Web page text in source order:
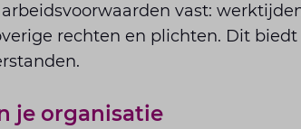
vast:
rechten en plichten. Dit
je organisatie